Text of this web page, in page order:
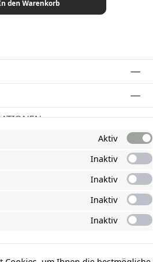
den Warenkorb
widerrufen
Aktiv
Inaktiv
Inaktiv
Inaktiv
Inaktiv